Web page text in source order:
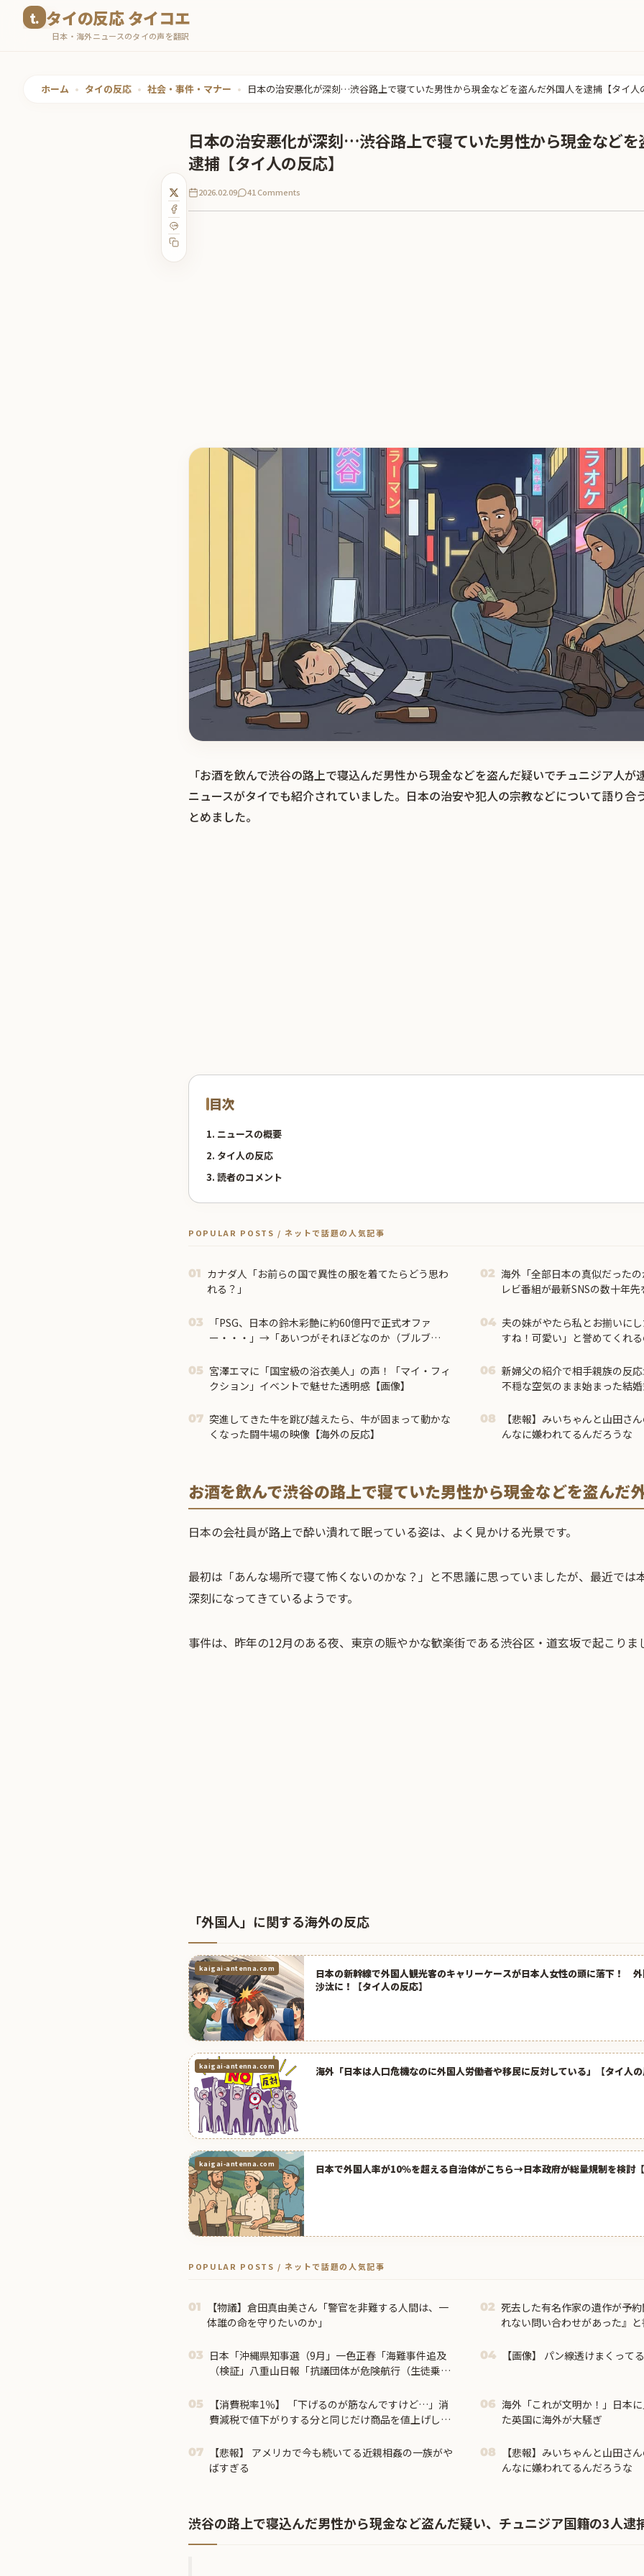
タイの反応 タイコエ
日本・海外ニュースのタイの声を翻訳
ホーム • タイの反応 • 社会・事件・マナー • 日本の治安悪化が深刻…渋谷路上で寝ていた男性から現金などを盗んだ外国人を逮捕【タイ人
日本の治安悪化が深刻…渋谷路上で寝ていた男性から現金などを
逮捕【タイ人の反応】
2026.02.09 41 Comments
「お酒を飲んで渋谷の路上で寝込んだ男性から現金などを盗んだ疑いでチュニジア人が
ニュースがタイでも紹介されていました。日本の治安や犯人の宗教などについて語り合
とめました。
目次
1. ニュースの概要
2. タイ人の反応
3. 読者のコメント
POPULAR POSTS / ネットで話題の人気記事
01 カナダ人「お前らの国で異性の服を着てたらどう思わ
れる？」
02 海外「全部日本の真似だった
レビ番組が最新SNSの数十年
03
「PSG、日本の鈴木彩艶に約60億円で正式オファ
ー・・・」→「あいつがそれほどなのか（ブルブ
それでもやっぱり羨ましいね」
04 夫の妹がやたら私とお揃いに
すね！可愛い」と誉めてくれ
05 宮澤エマに「国宝級の浴衣美人」の声！「マイ・フィ
クション」イベントで魅せた透明感【画像】
06 新婦父の紹介で相手親族の反
不穏な空気のまま始まった結
07 突進してきた牛を跳び越えたら、牛が固まって動かな
くなった闘牛場の映像【海外の反応】
08
【悲報】みいちゃんと山田さ
んなに嫌われてるんだろうな
お酒を飲んで渋谷の路上で寝ていた男性から現金などを盗んだ
日本の会社員が路上で酔い潰れて眠っている姿は、よく見かける光景です。
最初は「あんな場所で寝て怖くないのかな？」と不思議に思っていましたが、最近では
深刻になってきているようです。
事件は、昨年の12月のある夜、東京の賑やかな歓楽街である渋谷区・道玄坂で起こりま
「外国人」に関する海外の反応
kaigai-antenna.com
日本の新幹線で外国人観光客のキャリーケースが日本人女性の頭に落下！
沙汰に！【タイ人の反応】
kaigai-antenna.com 海外「日本は人口危機なのに外国人労働者や移民に反対している」【タイ人
kaigai-antenna.com 日本で外国人率が10％を超える自治体がこちら→日本政府が総量規制を検討
POPULAR POSTS / ネットで話題の人気記事
01
【物議】倉田真由美さん「警官を非難する人間は、一
体誰の命を守りたいのか」
02 死去した有名作家の遺作が予
れない問い合わせがあった』
03
日本「沖縄県知事選（9月」一色正春「海難事件追及
（検証」八重山日報「抗議団体が危険航行（生徒乗せ
04 【画像】 パン線透けまくって
05
【消費税率1％】 「下げるのが筋なんですけど…」消
費減税で値下がりする分と同じだけ商品を値上げして
06 海外「これが文明か！」日本
た英国に海外が大騒ぎ
07
【悲報】 アメリカで今も続いてる近親相姦の一族がや
ばすぎる
08
【悲報】みいちゃんと山田さ
んなに嫌われてるんだろうな
渋谷の路上で寝込んだ男性から現金など盗んだ疑い、チュニジア国籍の3人逮